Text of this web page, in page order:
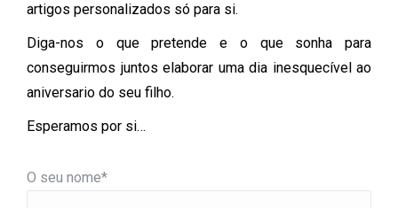
artigos personalizados só para si.
Diga-nos o que pretende e o que sonha para
conseguirmos juntos elaborar uma dia inesquecível ao
aniversario do seu filho.
Esperamos por si…
O seu nome*